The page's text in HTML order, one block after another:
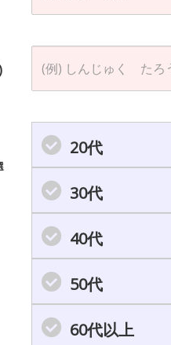
20代
30代
40代
50代
60代以上